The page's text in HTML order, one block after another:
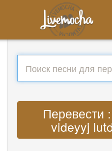
Перевести
videyyj